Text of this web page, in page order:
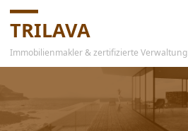
TRILAVA
Immobilienmakler & zertifizierte Verwaltung